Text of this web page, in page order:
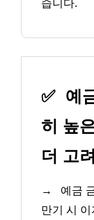
습니다.
✅ 예
히 높
더 고
→
예금
만기 시